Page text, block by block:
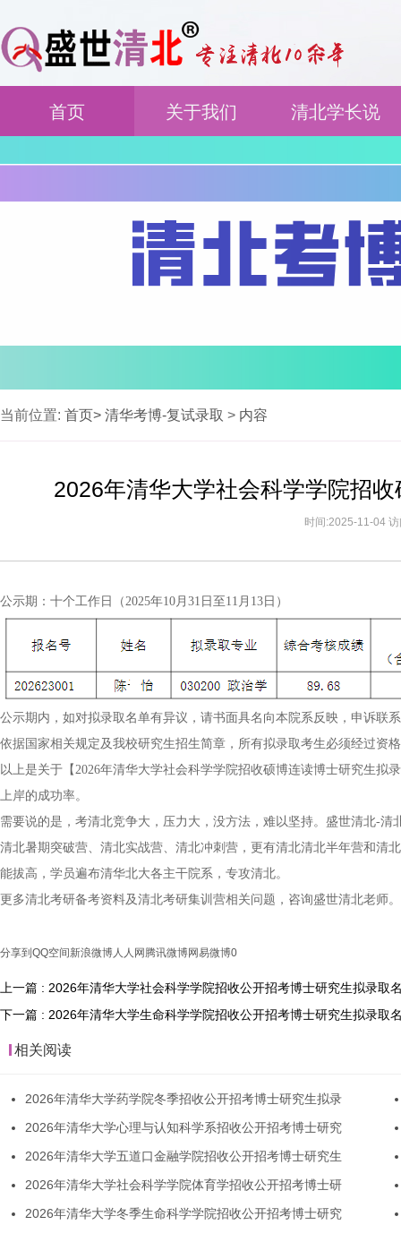
首页 关于我们 清北学长说
当前位置: 首页> 清华考博-复试录取 > 内容
2026年清华大学社会科学学院招
时间:2025-11-04
公示期：十个工作日（2025年10月31日至11月13日）
公示期内，如对拟录取名单有异议，请书面具名向本院系反映，申诉联
依据国家相关规定及我校研究生招生简章，所有拟录取考生必须经过资
以上是关于【2026年清华大学社会科学学院招收硕博连读博士研究生
上岸的成功率。
需要说的是，考清北竞争大，压力大，没方法，难以坚持。盛世清北-
清北暑期突破营、清北实战营、清北冲刺营，更有清北清北半年营和清
能拔高，学员遍布清华北大各主干院系，专攻清北。
更多清北考研备考资料及清北考研集训营相关问题，咨询盛世清北老师。
分享到 QQ空间 新浪微博人人网 腾讯微博网易微博0
上一篇 : 2026年清华大学社会科学学院招收公开招考博士研究生拟录取
下一篇 : 2026年清华大学生命科学学院招收公开招考博士研究生拟录取
相关阅读
2026年清华大学药学院冬季招收公开招考博士研究生拟录
2026年清华大学心理与认知科学系招收公开招考博士研究
2026年清华大学五道口金融学院招收公开招考博士研究生
2026年清华大学社会科学学院体育学招收公开招考博士研
2026年清华大学冬季生命科学学院招收公开招考博士研究